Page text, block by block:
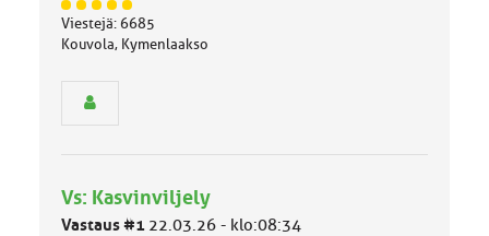
J
ä
s
ä
l
Viestejä: 6685
Kouvola, Kymenlaakso
Vs: Kasvinviljely
Vastaus #1 22.03.26 - klo:08:34